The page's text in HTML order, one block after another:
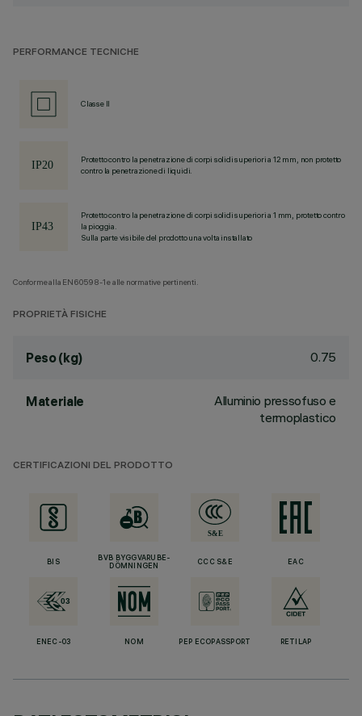
PERFORMANCE TECNICHE
Classe II
Protetto contro la penetrazione di corpi solidi superiori a 12 mm, non protetto
contro la penetrazione di liquidi.
Protetto contro la penetrazione di corpi solidi superiori a 1 mm, protetto contro
la pioggia.
Sulla parte visibile del prodotto una volta installato
Conforme alla EN60598-1 e alle normative pertinenti.
PROPRIETÀ FISICHE
Peso (kg) 0.75
Materiale
Alluminio pressofuso e
termoplastico
CERTIFICAZIONI DEL PRODOTTO
BIS
BVB BYGGVARUBE-
DÖMNINGEN
CCC S&E EAC
ENEC-03 NOM PEP ECOPASSPORT RETILAP